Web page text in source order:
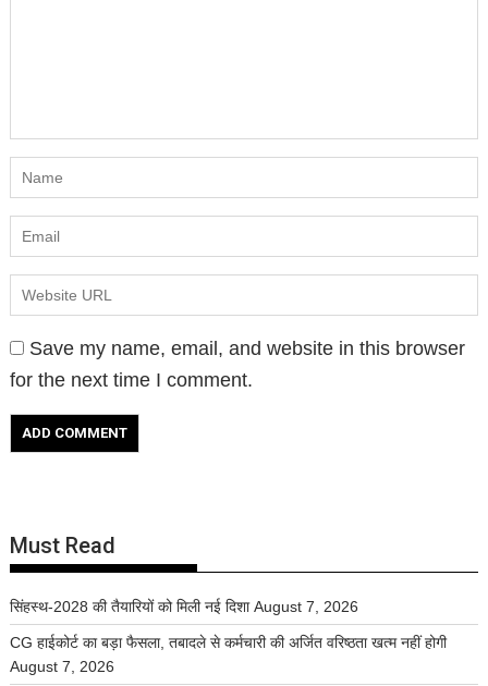
Save my name, email, and website in this browser
for the next time I comment.
Must Read
सिंहस्थ-2028 की तैयारियों को मिली नई दिशा August 7, 2026
CG हाईकोर्ट का बड़ा फैसला, तबादले से कर्मचारी की अर्जित वरिष्ठता खत्म नहीं होगी
August 7, 2026